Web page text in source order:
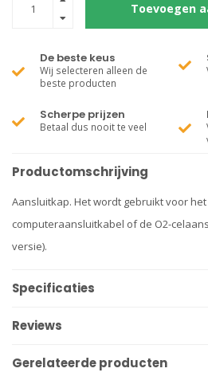
Toevoegen
De beste keus
Wij selecteren alleen de
beste producten
Scherpe prijzen
Betaal dus nooit te veel
Productomschrijving
Aansluitkap. Het wordt gebruikt voor
computeraansluitkabel of de O2-
versie).
Specificaties
Reviews
Gerelateerde producten